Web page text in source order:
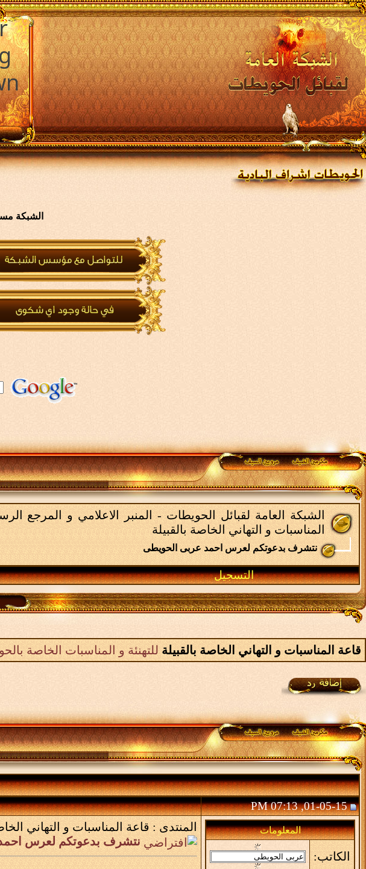
الشبكة
الشبكة العامة لقبائل الحويطات - المنبر الاعلامي و المرجع
المناسبات و التهاني الخاصة بالقبيلة
نتشرف بدعوتكم لعرس احمد عربى الحويطى
التسجيل
قاعة المناسبات و التهاني الخاصة بالقبيلة للتهنئة و المناسبات الخاصة
01-05-15, 07:13 PM
المعلومات
الكاتب:
المنتدى : قاعة المناسبات و التهاني
نتشرف بدعوتكم لعرس